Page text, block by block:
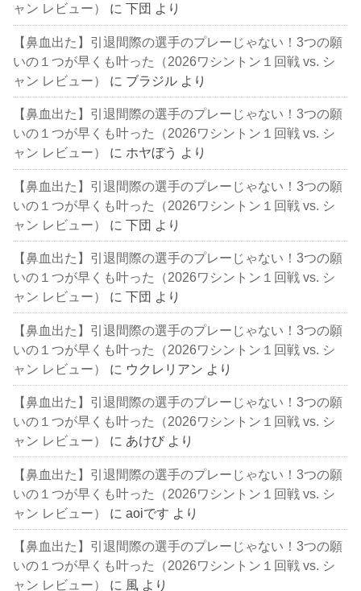
ャン レビュー）
に下団 より
【鼻血出た】引退間際の選手のプレーじゃない！3つの願
いの１つが早くも叶った（2026ワシントン１回戦 vs. シ
ャン レビュー）
に ブラジル より
【鼻血出た】引退間際の選手のプレーじゃない！3つの願
いの１つが早くも叶った（2026ワシントン１回戦 vs. シ
ャン レビュー）
に ホヤぼう より
【鼻血出た】引退間際の選手のプレーじゃない！3つの願
いの１つが早くも叶った（2026ワシントン１回戦 vs. シ
ャン レビュー）
に下団 より
【鼻血出た】引退間際の選手のプレーじゃない！3つの願
いの１つが早くも叶った（2026ワシントン１回戦 vs. シ
ャン レビュー）
に下団 より
【鼻血出た】引退間際の選手のプレーじゃない！3つの願
いの１つが早くも叶った（2026ワシントン１回戦 vs. シ
ャン レビュー）
に ウクレリアン より
【鼻血出た】引退間際の選手のプレーじゃない！3つの願
いの１つが早くも叶った（2026ワシントン１回戦 vs. シ
ャン レビュー）
に あけび より
【鼻血出た】引退間際の選手のプレーじゃない！3つの願
いの１つが早くも叶った（2026ワシントン１回戦 vs. シ
ャン レビュー）
にaoiです より
【鼻血出た】引退間際の選手のプレーじゃない！3つの願
いの１つが早くも叶った（2026ワシントン１回戦 vs. シ
ャン レビュー）
に 風 より